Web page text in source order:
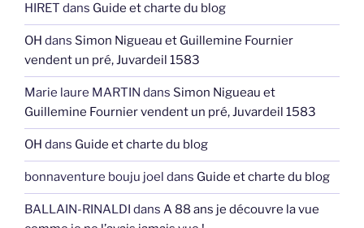
HIRET dans Guide et charte du blog
OH dans Simon Nigueau et Guillemine Fournier
vendent un pré, Juvardeil 1583
Marie laure MARTIN dans Simon Nigueau et
Guillemine Fournier vendent un pré, Juvardeil 1583
OH dans Guide et charte du blog
bonnaventure bouju joel dans Guide et charte du blog
BALLAIN-RINALDI dans A 88 ans je découvre la vue